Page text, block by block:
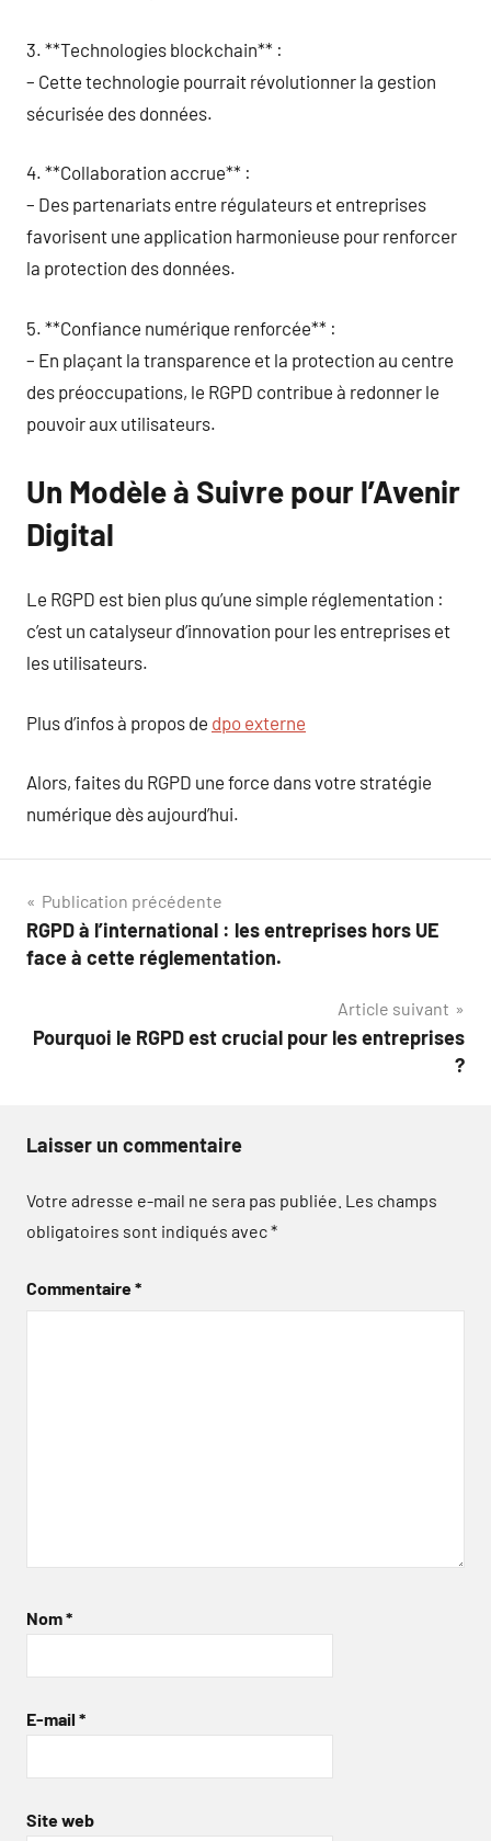
3. **Technologies blockchain** :
– Cette technologie pourrait révolutionner la gestion
sécurisée des données.
4. **Collaboration accrue** :
– Des partenariats entre régulateurs et entreprises
favorisent une application harmonieuse pour renforcer
la protection des données.
5. **Confiance numérique renforcée** :
– En plaçant la transparence et la protection au centre
des préoccupations, le RGPD contribue à redonner le
pouvoir aux utilisateurs.
Un Modèle à Suivre pour l’Avenir
Digital
Le RGPD est bien plus qu’une simple réglementation :
c’est un catalyseur d’innovation pour les entreprises et
les utilisateurs.
Plus d’infos à propos de dpo externe
Alors, faites du RGPD une force dans votre stratégie
numérique dès aujourd’hui.
Navigation
de
Publication précédente
RGPD à l’international : les entreprises hors UE
face à cette réglementation.
Article suivant
Pourquoi le RGPD est crucial pour les entreprises
?
Laisser un commentaire
Votre adresse e-mail ne sera pas publiée. Les champs
obligatoires sont indiqués avec*
Commentaire*
Nom*
E-mail *
Site web